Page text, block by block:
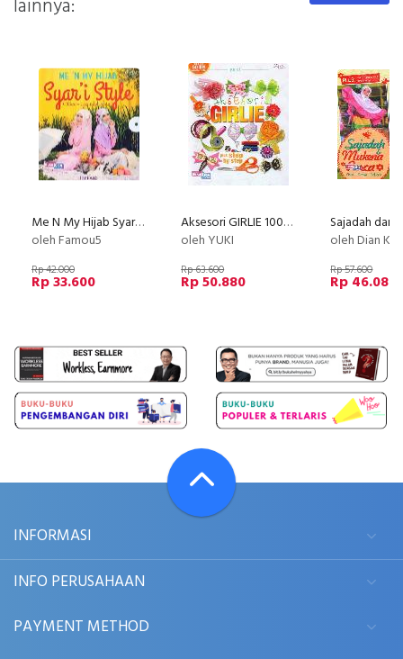
lainnya:
Me N My Hijab Syar'i Style
oleh Famou5
Rp 42.000
Rp 33.600
Aksesori GIRLIE 100% Kreasi Pita
oleh YUKI
Rp 63.600
Rp 50.880
oleh Dian Kusuma Wardhani,
Rp 57.600
Rp 46.080
INFORMASI
INFO PERUSAHAAN
PAYMENT METHOD